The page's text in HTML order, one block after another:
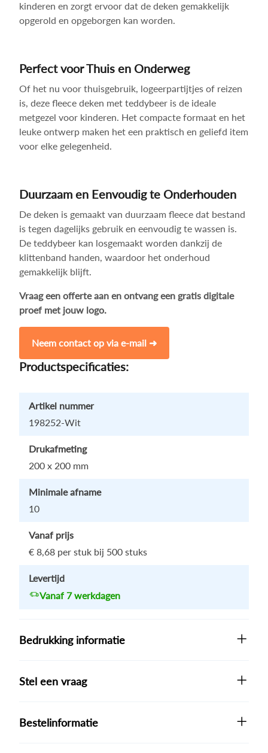
kinderen en zorgt ervoor dat de deken gemakkelijk
opgerold en opgeborgen kan worden.
Perfect voor Thuis en Onderweg
Of het nu voor thuisgebruik, logeerpartijtjes of reizen
is, deze fleece deken met teddybeer is de ideale
metgezel voor kinderen. Het compacte formaat en het
leuke ontwerp maken het een praktisch en geliefd item
voor elke gelegenheid.
Duurzaam en Eenvoudig te Onderhouden
De deken is gemaakt van duurzaam fleece dat bestand
is tegen dagelijks gebruik en eenvoudig te wassen is.
De teddybeer kan losgemaakt worden dankzij de
klittenband handen, waardoor het onderhoud
gemakkelijk blijft.
Vraag een offerte aan en ontvang een gratis digitale
proef met jouw logo.
Neem contact op via e-mail ➜
Productspecificaties:
Artikel nummer
198252-Wit
Drukafmeting
200 x 200 mm
Minimale afname
10
Vanaf prijs
€ 8,68 per stuk bij 500 stuks
Levertijd
Vanaf 7 werkdagen
Bedrukking informatie
Stel een vraag
Bestelinformatie